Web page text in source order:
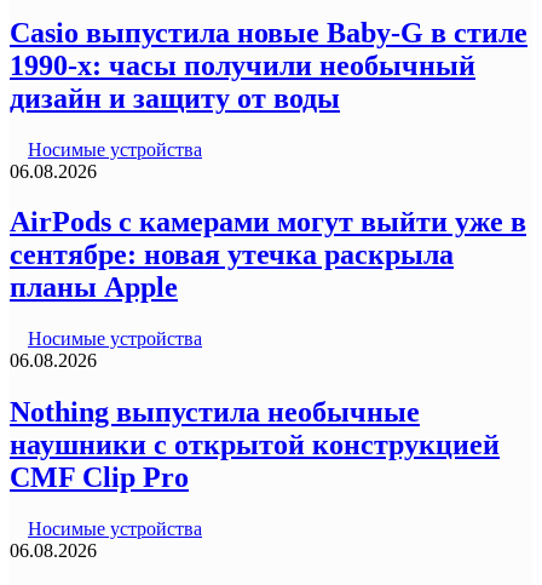
Casio выпустила новые Baby-G в стиле
1990-х: часы получили необычный
дизайн и защиту от воды
Носимые устройства
06.08.2026
AirPods с камерами могут выйти уже в
сентябре: новая утечка раскрыла
планы Apple
Носимые устройства
06.08.2026
Nothing выпустила необычные
наушники с открытой конструкцией
CMF Clip Pro
Носимые устройства
06.08.2026